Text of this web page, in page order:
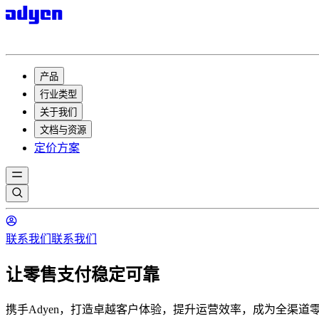
产品
行业类型
关于我们
文档与资源
定价方案
联系我们 联系我们
让零售支付稳定可靠
携手Adyen，打造卓越客户体验，提升运营效率，成为全渠道